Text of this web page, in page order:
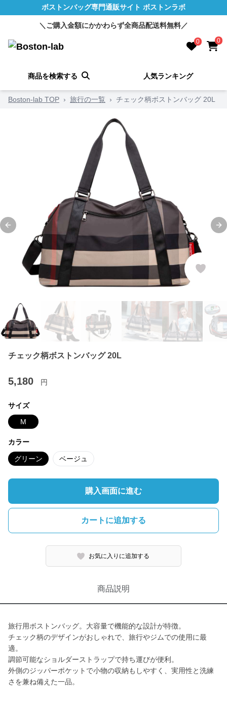
ボストンバッグ専門通販サイト ボストンラボ
＼ご購入金額にかかわらず全商品配送料無料／
0 0
商品を検索する 人気ランキング
Boston-lab TOP › 旅行の一覧 › チェック柄ボストンバッグ 20L
Previous slide
チェック柄ボストンバッグ 20L
5,180 円
サイズ
M
カラー
グリーン ベージュ
購入画面に進む
カートに追加する
お気に入りに追加する
商品説明
旅行用ボストンバッグ。大容量で機能的な設計が特徴。
チェック柄のデザインがおしゃれで、旅行やジムでの使用に最
適。
調節可能なショルダーストラップで持ち運びが便利。
外側のジッパーポケットで小物の収納もしやすく、実用性と洗練
さを兼ね備えた一品。